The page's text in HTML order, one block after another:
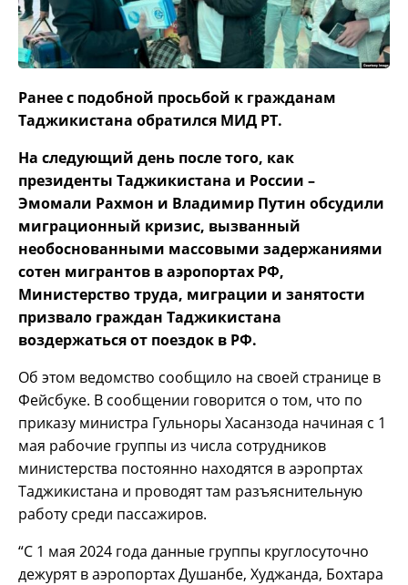
Ранее с подобной просьбой к гражданам
Таджикистана обратился МИД РТ.
На следующий день после того, как
президенты Таджикистана и России –
Эмомали Рахмон и Владимир Путин обсудили
миграционный кризис, вызванный
необоснованными массовыми задержаниями
сотен мигрантов в аэропортах РФ,
Министерство труда, миграции и занятости
призвало граждан Таджикистана
воздержаться от поездок в РФ.
Об этом ведомство сообщило на своей странице в
Фейсбуке. В сообщении говорится о том, что по
приказу министра Гульноры Хасанзода начиная с 1
мая рабочие группы из числа сотрудников
министерства постоянно находятся в аэропртах
Таджикистана и проводят там разъяснительную
работу среди пассажиров.
“С 1 мая 2024 года данные группы круглосуточно
дежурят в аэропортах Душанбе, Худжанда, Бохтара